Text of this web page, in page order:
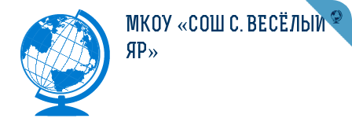
МКОУ «СОШ С. ВЕСЁЛЫЙ
ЯР»